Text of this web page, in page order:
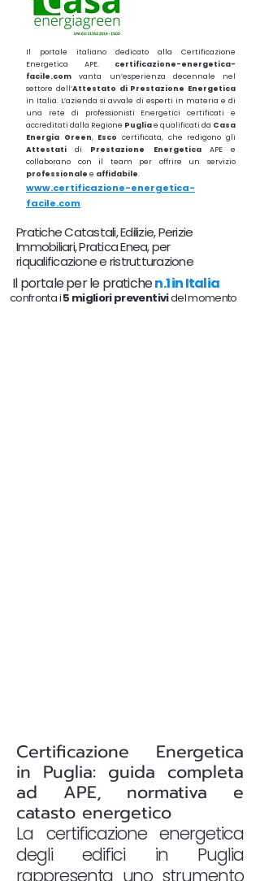
Il portale italiano dedicato alla Certificazione
Energetica APE. certificazione-energetica-
facile.com vanta un’esperienza decennale nel
settore dell’Attestato di Prestazione Energetica
in Italia. L’azienda si avvale di esperti in materia e di
una rete di professionisti Energetici certificati e
accreditati dalla Regione Pugliae qualificati da Casa
Energia Green, Escocertificata, che redigono gli
Attestatidi Prestazione EnergeticaAPE e
collaborano con il team per offrire un servizio
professionale e affidabile.
www.certificazione-energetica-
facile.com
Pratiche Catastali, Edilizie, Perizie
Immobiliari, Pratica Enea, per
riqualificazione e ristrutturazione
Il portale per le pratichen.1 in Italia
confronta i5 migliori preventividel momento
Certificazione Energetica
in Puglia: guida completa
ad APE, normativa e
catasto energetico
La certificazione energetica
degli edifici in Puglia
rappresenta uno strumento